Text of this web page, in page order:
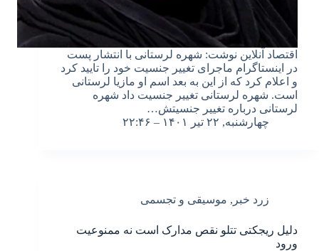
اقتصاد آنلاین نوشت: شهره لرستانی با انتشار پست
در اینستاگرام ماجرای تغییر جنسیت خود را تایید کرد
و اعلام کرد که از این به بعد اسم او مازیا لرستانی
است. شهره لرستانی تغییر جنسیت داد شهره
لرستانی درباره تغییر جنسیتش…
چهارشنبه, ۲۲ تیر ۱۴۰۱ – ۲۲:۴۶
زرد خبر , موسیقی و تجسمی
دلیل ریجکتی تتلو نقص مدارک است نه ممنوعیت
ورود